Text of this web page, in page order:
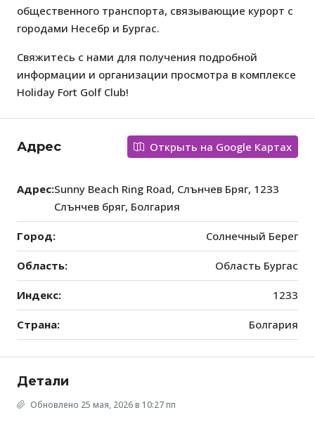
общественного транспорта, связывающие курорт с
городами Несебр и Бургас.
Свяжитесь с нами для получения подробной
информации и организации просмотра в комплексе
Holiday Fort Golf Club!
Адрес Открыть на Google Картах
Адрес:Sunny Beach Ring Road, Слънчев Бряг, 1233
Слънчев бряг, Болгария
Город: Солнечный Берег
Область: Область Бургас
Индекс: 1233
Страна: Болгария
Детали
Обновлено 25 мая, 2026 в 10:27 пп